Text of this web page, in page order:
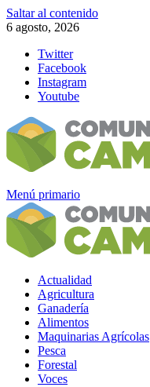
Saltar al contenido
6 agosto, 2026
Twitter
Facebook
Instagram
Youtube
Menú primario
Actualidad
Agricultura
Ganadería
Alimentos
Maquinarias Agrícolas
Pesca
Forestal
Voces